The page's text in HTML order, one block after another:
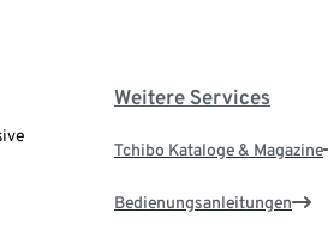
Weitere Services
Tchibo Kataloge & Magazine
Bedienungsanleitungen